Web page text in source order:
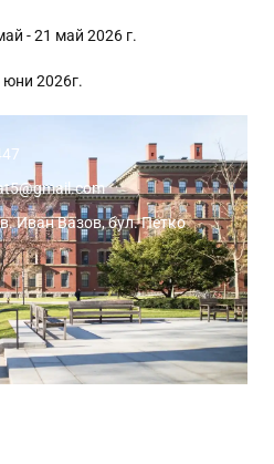
- 21 май 2026 г.
юни 2026г.
Иван Вазов, бул. Петко